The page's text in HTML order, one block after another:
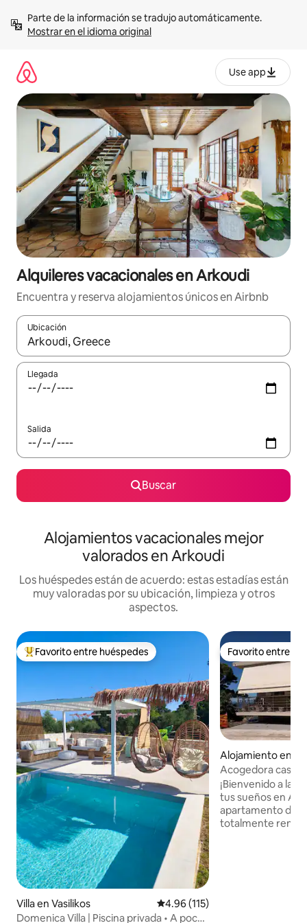
contenidoMostrar en el idioma original
Use app
Alquileres vacacionales en Arkoudi
Encuentra y reserva alojamientos únicos en Airbnb
Ubicación
Cuando los resultados estén disponibles, navega con las
Llegada
Salida
Buscar
Alojamientos vacacionales mejor
valorados en Arkoudi
Los huéspedes están de acuerdo: estas estadías están
muy valoradas por su ubicación, limpieza y otros
aspectos.
Favorito entre huéspedes preferido
Favorito entre huéspedes
Villa en Vasilikos Calificación promedio: 4.96 de
4.96 (115)
Domenica Villa | Piscina privada • A pocos
Favorito entre
Favorito entre
Alojamiento en
Acogedora casa
m de la playa
¡Bienvenido a la
tus sueños en
apartamento de
totalmente